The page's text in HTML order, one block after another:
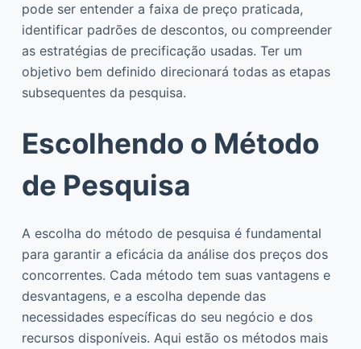
pode ser entender a faixa de preço praticada,
identificar padrões de descontos, ou compreender
as estratégias de precificação usadas. Ter um
objetivo bem definido direcionará todas as etapas
subsequentes da pesquisa.
Escolhendo o Método
de Pesquisa
A escolha do método de pesquisa é fundamental
para garantir a eficácia da análise dos preços dos
concorrentes. Cada método tem suas vantagens e
desvantagens, e a escolha depende das
necessidades específicas do seu negócio e dos
recursos disponíveis. Aqui estão os métodos mais